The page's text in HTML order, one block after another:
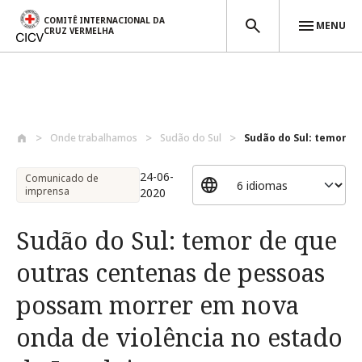
COMITÊ INTERNACIONAL DA
CRUZ VERMELHA
MENU
Onde trabalhamos Sudão do Sul Sudão do Sul: temor
Comunicado de
imprensa
24-06-
2020
Sudão do Sul: temor de que
outras centenas de pessoas
possam morrer em nova
onda de violência no estado